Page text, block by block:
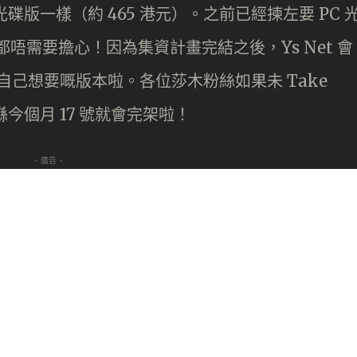
版一樣（約 465 港元）。之前已經揀左要 PC
唔需要擔心！因為集資計畫完結之後，Ys Net 會
己想要嘅版本啦。各位莎木粉絲如果未 Take
個月 17 號就會完架啦！
- 廣告 -